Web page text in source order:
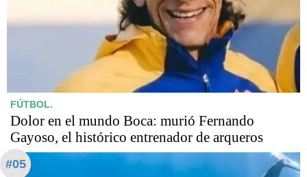
FÚTBOL.
Dolor en el mundo Boca: murió Fernando
Gayoso, el histórico entrenador de arqueros
#05